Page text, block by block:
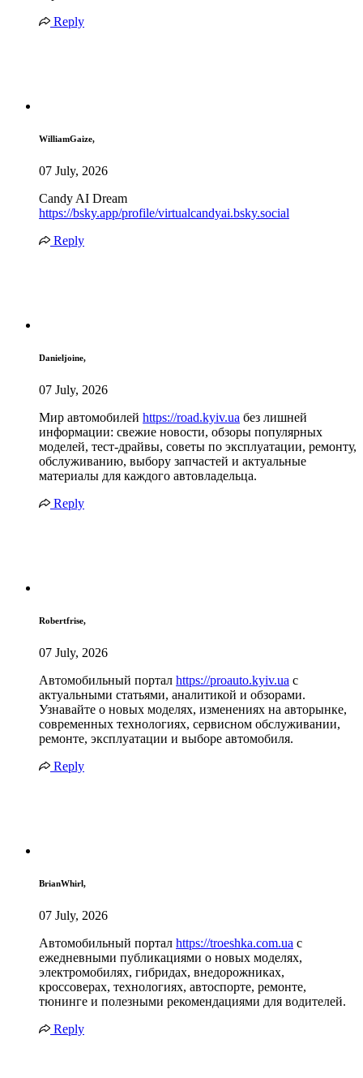
Reply
WilliamGaize,
07 July, 2026
Candy AI Dream
https://bsky.app/profile/virtualcandyai.bsky.social
Reply
Danieljoine,
07 July, 2026
Мир автомобилей https://road.kyiv.ua без лишней
информации: свежие новости, обзоры популярных
моделей, тест-драйвы, советы по эксплуатации, ремонту,
обслуживанию, выбору запчастей и актуальные
материалы для каждого автовладельца.
Reply
Robertfrise,
07 July, 2026
Автомобильный портал https://proauto.kyiv.ua с
актуальными статьями, аналитикой и обзорами.
Узнавайте о новых моделях, изменениях на авторынке,
современных технологиях, сервисном обслуживании,
ремонте, эксплуатации и выборе автомобиля.
Reply
BrianWhirl,
07 July, 2026
Автомобильный портал https://troeshka.com.ua с
ежедневными публикациями о новых моделях,
электромобилях, гибридах, внедорожниках,
кроссоверах, технологиях, автоспорте, ремонте,
тюнинге и полезными рекомендациями для водителей.
Reply